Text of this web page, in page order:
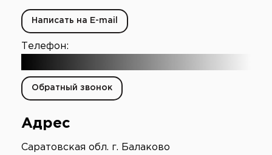
Написать на E-mail
Телефон:
Обратный звонок
Адрес
Саратовская обл. г. Балаково